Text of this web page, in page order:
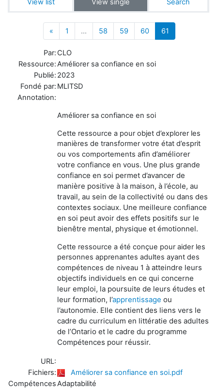
View list View single Search
« Previous
1 … 58 59 60 61
Par: CLO
Ressource:Améliorer sa confiance en soi
Publié: 2023
Fondé par: MLITSD
Annotation:
Améliorer sa confiance en soi
Cette ressource a pour objet d’explorer les
manières de transformer votre état d’esprit
ou vos comportements afin d’améliorer
votre confiance en vous. Une plus grande
confiance en soi permet d’avancer de
manière positive à la maison, à l’école, au
travail, au sein de la collectivité ou dans des
contextes sociaux. Une meilleure confiance
en soi peut avoir des effets positifs sur le
bienêtre mental, physique et émotionnel.
Cette ressource a été conçue pour aider les
personnes apprenantes adultes ayant des
compétences de niveau 1 à atteindre leurs
objectifs individuels en ce qui concerne
leur emploi, la poursuite de leurs études et
leur formation, l’apprentissage ou
l’autonomie. Elle contient des liens vers le
cadre du curriculum en littératie des adultes
de l’Ontario et le cadre du programme
Compétences pour réussir.
URL:
Fichiers:
Améliorer sa confiance en soi.pdf
CompétencesAdaptabilité